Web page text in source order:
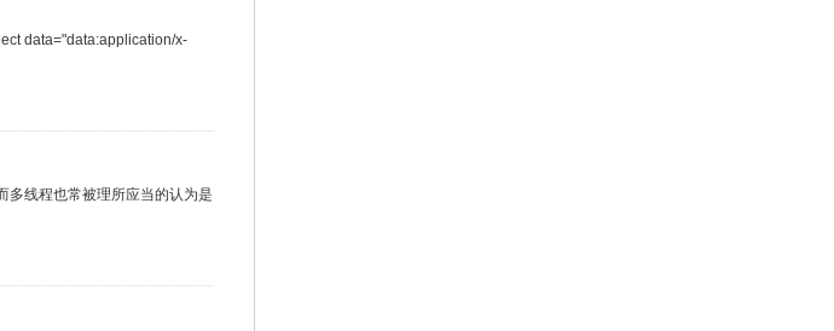
data="data:application/x-
多线程也常被理所应当的认为是